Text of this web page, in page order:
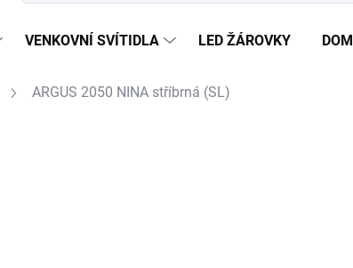
VENKOVNÍ SVÍTIDLA LED ŽÁROVKY
ARGUS 2050 NINA stříbrná (SL)